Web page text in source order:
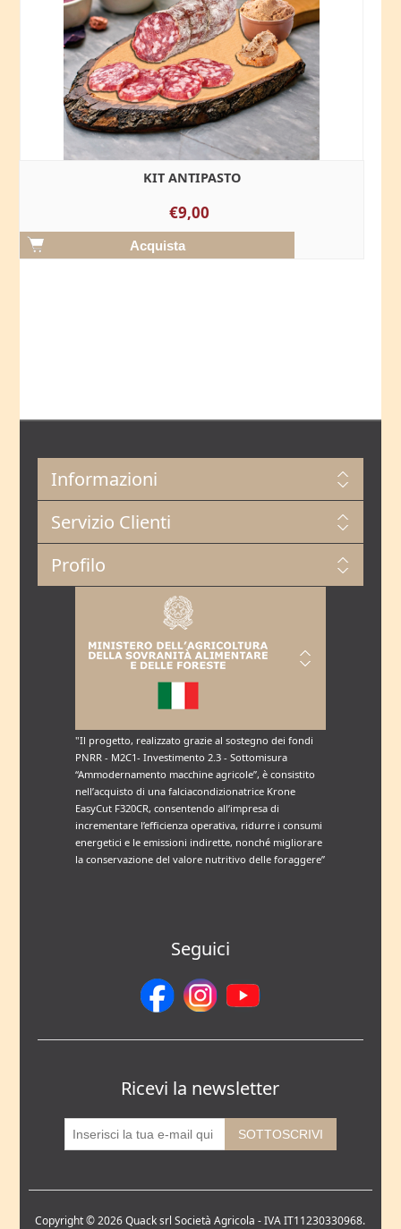
KIT ANTIPASTO
€9,00
Informazioni
Servizio Clienti
Profilo
"Il progetto, realizzato grazie al sostegno dei fondi
PNRR - M2C1- Investimento 2.3 - Sottomisura
“Ammodernamento macchine agricole”, è consistito
nell’acquisto di una falciacondizionatrice Krone
EasyCut F320CR, consentendo all’impresa di
incrementare l’efficienza operativa, ridurre i consumi
energetici e le emissioni indirette, nonché migliorare
la conservazione del valore nutritivo delle foraggere”
Seguici
Ricevi la newsletter
Copyright © 2026 Quack srl Società Agricola - IVA IT11230330968.